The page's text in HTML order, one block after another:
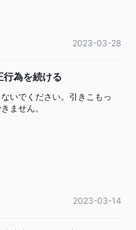
2023-03-28
行為を続ける
いでください。引きこもっ
ません。
2023-03-14